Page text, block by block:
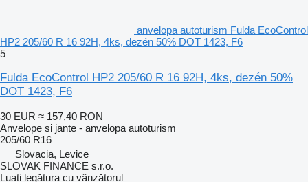
anvelopa autoturism Fulda EcoControl
HP2 205/60 R 16 92H, 4ks, dezén 50% DOT 1423, F6
5
Fulda EcoControl HP2 205/60 R 16 92H, 4ks, dezén 50%
DOT 1423, F6
30 EUR ≈ 157,40 RON
Anvelope si jante - anvelopa autoturism
205/60 R16
Slovacia, Levice
SLOVAK FINANCE s.r.o.
Luați legătura cu vânzătorul